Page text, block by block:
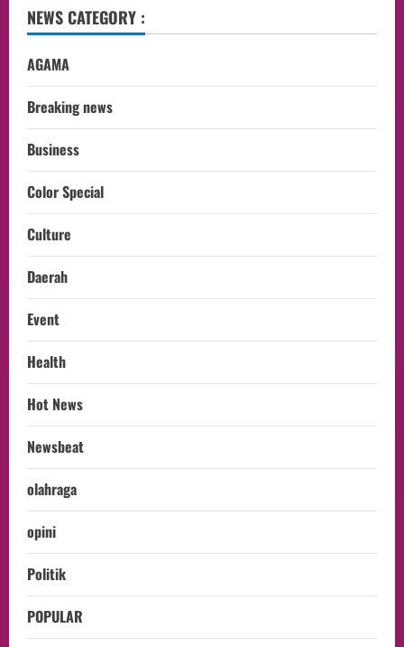
NEWS CATEGORY :
AGAMA
Breaking news
Business
Color Special
Culture
Daerah
Event
Health
Hot News
Newsbeat
olahraga
opini
Politik
POPULAR